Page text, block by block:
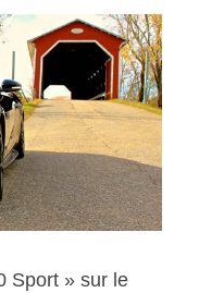
Sport » sur le